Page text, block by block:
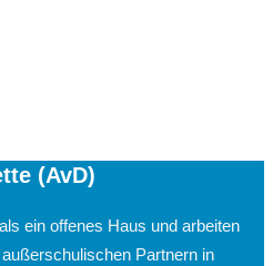
(AvD)
ein offenes Haus und arbeiten
Partnern in